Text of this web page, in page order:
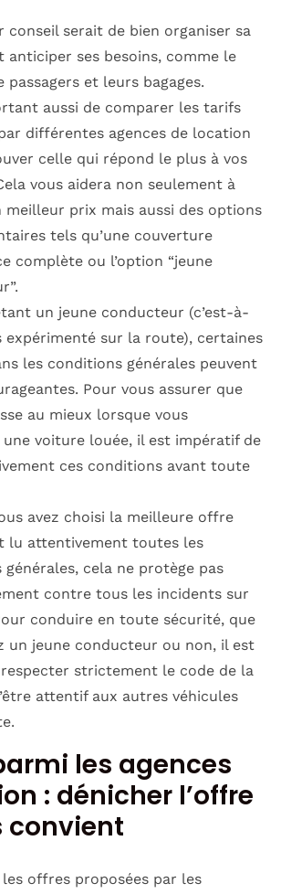
conseil serait de bien organiser sa
anticiper ses besoins, comme le
passagers et leurs bagages.
aussi de comparer les tarifs
différentes agences de location
celle qui répond le plus à vos
vous aidera non seulement à
meilleur prix mais aussi des options
tels qu’une couverture
complète ou l’option “jeune
un jeune conducteur (c’est-à-
expérimenté sur la route), certaines
les conditions générales peuvent
Pour vous assurer que
au mieux lorsque vous
une voiture louée, il est impératif de
ces conditions avant toute
avez choisi la meilleure offre
lu attentivement toutes les
cela ne protège pas
contre tous les incidents sur
conduire en toute sécurité, que
un jeune conducteur ou non, il est
strictement le code de la
attentif aux autres véhicules
les agences
: dénicher l’offre
convient
offres proposées par les